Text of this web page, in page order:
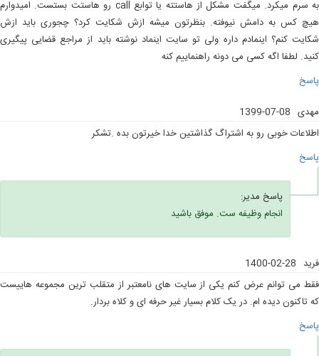
به سرم میکرد. میگفت مشکل از هاستته یا توابع call رو هاستت بستست. امیدوارم
هیچ کس به دامش نیوفته. بنظرتون میشه ازش شکایت کرد؟ چجوری باید ازش
شکایت کنم؟ اینمادم داره ولی تو سایت اینماد نوشته باید از مراجع قضایی پیگیری
کنید. لطفا اگه کسی می دونه راهنماییم کنه
پاسخ
مهدی 1399-07-08
اطلاعات خوبی رو به اشتراگ گذاشتین خدا خیرتون بده .تشکر
پاسخ
پاسخ مدیر:
انجام وظیفه ست. موفق باشید
فرید 1400-02-28
فقط می توانم عرض کنم یکی از سایت های نامعتبر از متقلب ترین مجموعه هاییست
که تاکنون دیده ام. در یک کلام بسیار غیر حرفه ای و کلاه بردار.
پاسخ